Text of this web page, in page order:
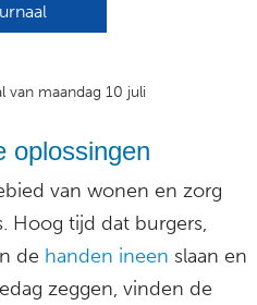
van maandag 10 juli
oplossingen
van wonen en zorg
Hoog tijd dat burgers,
de handen ineen slaan en
zeggen, vinden de